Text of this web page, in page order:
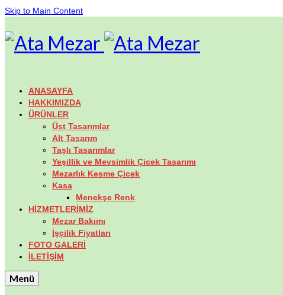
Skip to Main Content
ANASAYFA
HAKKIMIZDA
ÜRÜNLER
Üst Tasarımlar
Alt Tasarım
Taşlı Tasarımlar
Yeşillik ve Mevsimlik Çicek Tasarımı
Mezarlık Kesme Çicek
Kasa
Menekşe Renk
HİZMETLERİMİZ
Mezar Bakımı
İşçilik Fiyatları
FOTO GALERİ
İLETİŞİM
Menü